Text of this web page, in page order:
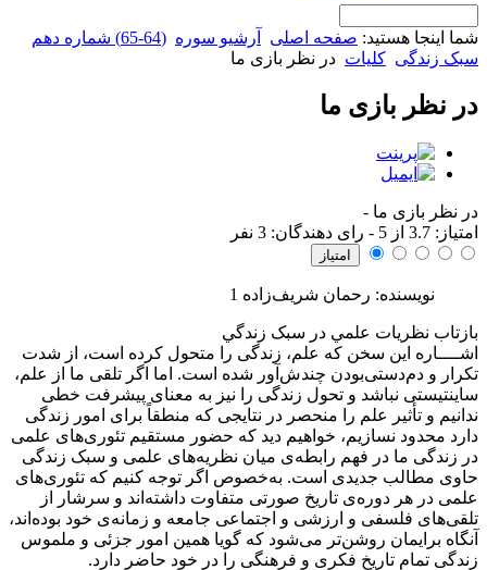
شما اینجا هستید: صفحه اصلی آرشیو سوره (64-65) شماره دهم
سبک زندگی کلیات در نظر بازی ما
در نظر بازی ما
در نظر بازی ما -
امتياز: 3.7 از 5 - رای دهندگان: 3 نفر
نویسنده: رحمان شریف‌زاده 1
بازتاب نظريات علمي در سبک زندگي
اشــــاره این سخن که علم، زندگی را متحول کرده است، از شدت
تکرار و دم‌دستی‌بودن چندش‌آور شده است. اما اگر تلقی ما از علم،
ساینتیستی نباشد و تحول زندگی را نیز به ‌معنای پیشرفت خطی
ندانیم و تأثیر علم را منحصر در نتایجی که منطقاً برای امور زندگی
دارد محدود نسازیم، خواهیم دید که حضور مستقیم تئوری‌های علمی
در زندگی ما در فهم رابطه‌ی میان نظریه‌های علمی و سبک زندگی
حاوی مطالب جدیدی است. به‌خصوص اگر توجه کنیم که تئوری‌های
علمی در هر دوره‌ی تاریخ صورتی متفاوت داشته‌اند و سرشار از
تلقی‌های فلسفی و ارزشی و اجتماعی جامعه و زمانه‌ی خود بوده‌اند،
آنگاه برایمان روشن‌تر می‌شود که گویا همین امور جزئی و ملموس
زندگی تمام تاریخ فکری و فرهنگی را در خود حاضر دارد.